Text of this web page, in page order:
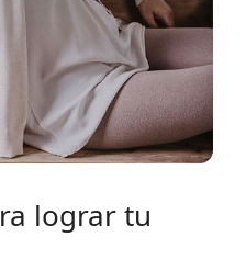
lograr tu